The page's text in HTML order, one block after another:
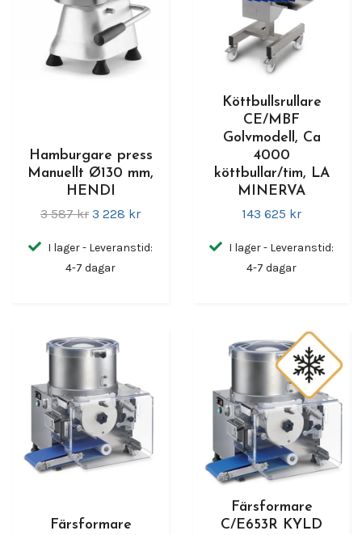
Hamburgare press
Manuellt Ø130 mm,
HENDI
3 587 kr 3 228 kr
I lager - Leveranstid:
4-7 dagar
Köttbullsrullare
CE/MBF
Golvmodell, Ca
4000
köttbullar/tim, LA
MINERVA
143 625 kr
I lager - Leveranstid:
4-7 dagar
Färsformare
Färsformare
C/E653R KYLD